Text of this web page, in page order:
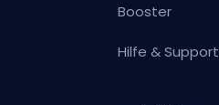
Booster
Hilfe & Support